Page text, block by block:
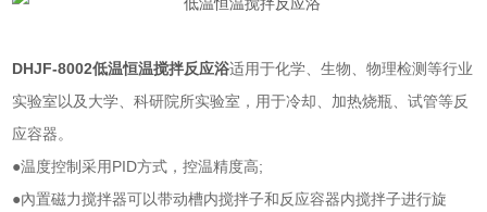
DHJF-8002低温恒温搅拌反应浴适用于化学、生物、物理检测等行业
实验室以及大学、科研院所实验室，用于冷却、加热烧瓶、试管等反
应容器。
●温度控制采用PID方式，控温精度高;
●內置磁力搅拌器可以带动槽内搅拌子和反应容器内搅拌子进行旋